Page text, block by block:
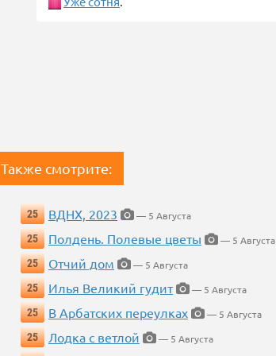
Также смотрите:
25 ВДНХ, 2023
— 5 Августа
25
Полдень. Полевые цветы
— 5 Августа
25
Отчий дом
— 5 Августа
25
Илья Великий гудит
— 5 Августа
25
В Арбатских переулках
— 5 Августа
25
Лодка с ветлой
— 5 Августа